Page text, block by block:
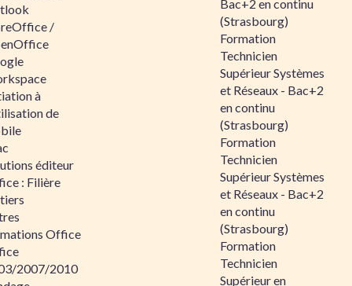
/
à
de
éditeur
: Filière
Office
2007/2010
Bac+2 en continu
(Strasbourg)
Formation
Technicien
Supérieur Systèmes
et Réseaux - Bac+2
en continu
(Strasbourg)
Formation
Technicien
Supérieur Systèmes
et Réseaux - Bac+2
en continu
(Strasbourg)
Formation
Technicien
Supérieur en